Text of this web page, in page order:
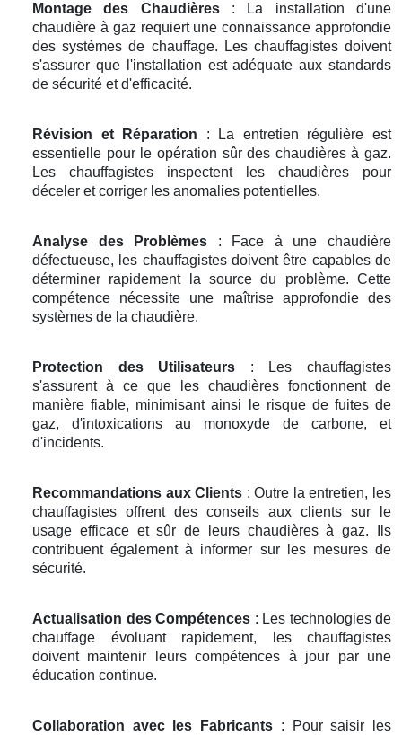
Montage des Chaudières: La installation d'une
chaudière à gaz requiert une connaissance approfondie
des systèmes de chauffage. Les chauffagistes doivent
s'assurer que l'installation est adéquate aux standards
de sécurité et d'efficacité.
Révision et Réparation : La entretien régulière est
essentielle pour le opération sûr des chaudières à gaz.
Les chauffagistes inspectent les chaudières pour
déceler et corriger les anomalies potentielles.
Analyse des Problèmes : Face à une chaudière
défectueuse, les chauffagistes doivent être capables de
déterminer rapidement la source du problème. Cette
compétence nécessite une maîtrise approfondie des
systèmes de la chaudière.
Protection des Utilisateurs : Les chauffagistes
s'assurent à ce que les chaudières fonctionnent de
manière fiable, minimisant ainsi le risque de fuites de
gaz, d'intoxications au monoxyde de carbone, et
d'incidents.
Recommandations aux Clients : Outre la entretien, les
chauffagistes offrent des conseils aux clients sur le
usage efficace et sûr de leurs chaudières à gaz. Ils
contribuent également à informer sur les mesures de
sécurité.
Actualisation des Compétences : Les technologies de
chauffage évoluant rapidement, les chauffagistes
doivent maintenir leurs compétences à jour par une
éducation continue.
Collaboration avec les Fabricants : Pour saisir les